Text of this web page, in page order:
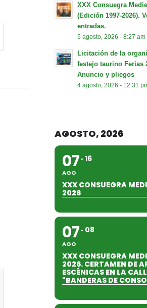
XXX Consuegra
(Edición 1997-2026).
entradas.
5 agosto, 2026 - 8:27 am
Licitación de la
festejo taurino Ferias
Anuncio y pliegos
4 agosto, 2026 - 12:31
AGOSTO, 2026
07
AGO
16
XXX CONSUEGRA
2026
07
AGO
08
XXX CONSUEGRA
2026. CERTAMEN DE
ESCÉNICAS EN LA
"BANDERAS DE